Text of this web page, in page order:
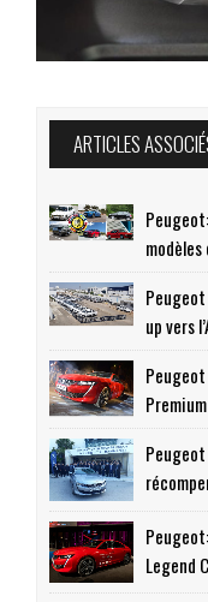
ARTICLES
up vers
Premium
Legend